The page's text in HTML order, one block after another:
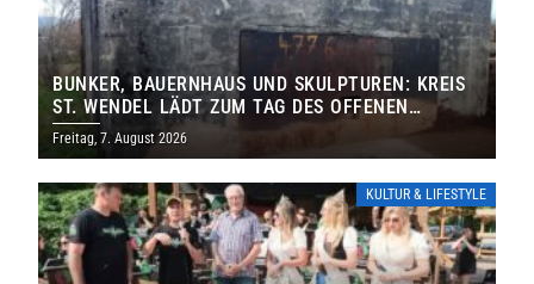
BUNKER, BAUERNHAUS UND SKULPTUREN: KREIS
ST. WENDEL LÄDT ZUM TAG DES OFFENEN
DENKMALS EIN
Freitag, 7. August 2026
KULTUR & LIFESTYLE